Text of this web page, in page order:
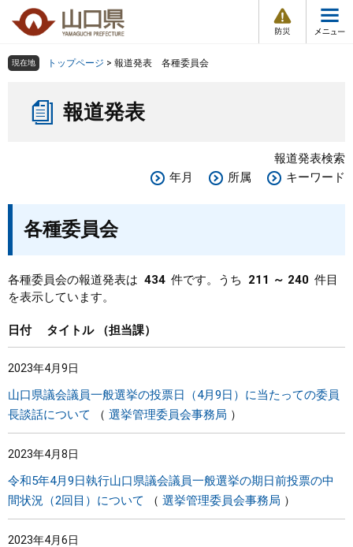
の
ー
メ
組織で探す
Other Languages
くらし・環境
教育・文化・スポーツ
しごと・産業・観光
県政情報
現在地 トップページ > 報道発表 各種委員会
報道発表
報道発表検索
年月
所属 キーワード
各種委員会
各種委員会の報道発表は 434 件です。うち 211 ～ 240 件目
を表示しています。
日付 タイトル 担当課
2023年4月9日
山口県議会議員一般選挙の投票日（4月9日）に当たっての委員
長談話について
選挙管理委員会事務局
2023年4月8日
令和5年4月9日執行山口県議会議員一般選挙の期日前投票の中
間状況（2回目）について
選挙管理委員会事務局
2023年4月6日